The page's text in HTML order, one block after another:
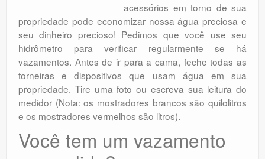
acessórios em torno de sua
propriedade pode economizar nossa água preciosa e
seu dinheiro precioso! Pedimos que você use seu
hidrômetro para verificar regularmente se há
vazamentos. Antes de ir para a cama, feche todas as
torneiras e dispositivos que usam água em sua
propriedade. Tire uma foto ou escreva sua leitura do
medidor (Nota: os mostradores brancos são quilolitros
e os mostradores vermelhos são litros).
Você tem um vazamento